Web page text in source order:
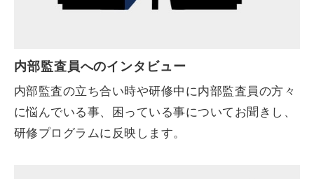
内部監査員へのインタビュー
内部監査の立ち合い時や研修中に内部監査員の方々
に悩んでいる事、困っている事についてお聞きし、
研修プログラムに反映します。